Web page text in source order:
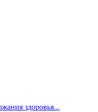
здоровья...